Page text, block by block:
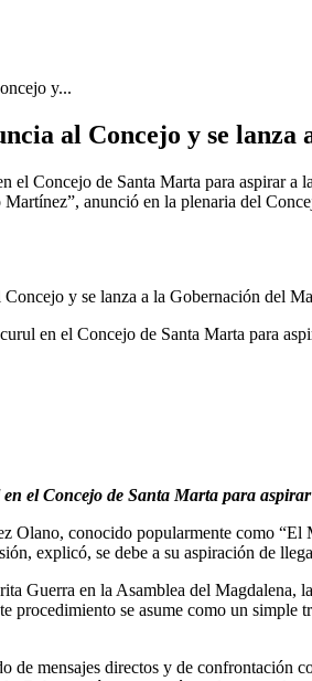
y...
al Concejo y se
el Concejo de Santa Marta para aspirar
anunció en la plenaria del
en el Concejo de Santa Marta para
el Concejo de Santa Marta para
Olano, conocido popularmente como
explicó, se debe a su aspiración de
Guerra en la Asamblea del Magdalena,
procedimiento se asume como un
de mensajes directos y de